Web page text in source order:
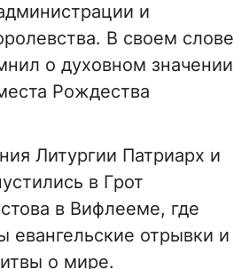
и
В своем слове
о духовном значении
Рождества
Литургии Патриарх и
в Грот
в Вифлееме, где
евангельские отрывки и
о мире.